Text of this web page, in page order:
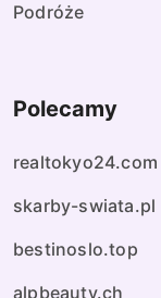
Podróże
Polecamy
realtokyo24.com
skarby-swiata.pl
bestinoslo.top
alpbeauty.ch